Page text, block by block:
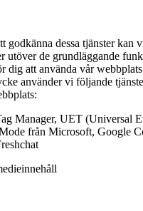
godkänna dessa tjänster kan
utöver de grundläggande
dig att använda vår
använder vi följande
Manager, UET (Universal
från Microsoft, Google